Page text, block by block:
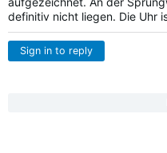
definitiv nicht liegen. Die Uhr
Sign in to reply